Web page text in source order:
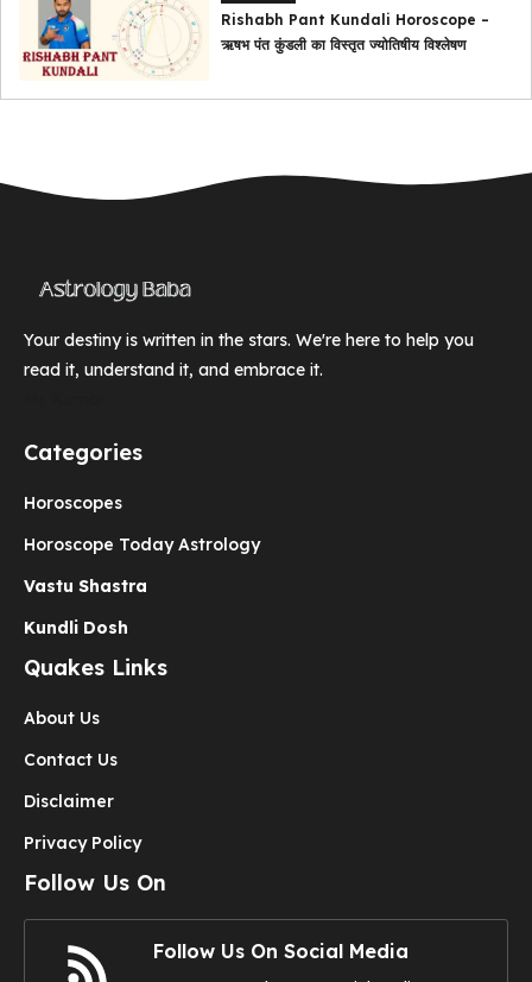
Rishabh Pant Kundali Horoscope –
ऋषभ पंत कुंडली का विस्तृत ज्योतिषीय विश्लेषण
Your destiny is written in the stars. We're here to help you
read it, understand it, and embrace it.
Categories
Horoscopes
Horoscope Today Astrology
Vastu Shastra
Kundli Dosh
Quakes Links
About Us
Contact Us
Disclaimer
Privacy Policy
Follow Us On
Follow Us On Social Media